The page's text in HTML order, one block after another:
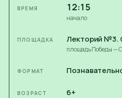
ВРЕМЯ 12:15
начало
ПЛОЩАДКА Лекторий №3.
площадь Победы —
ФОРМАТ
ВОЗРАСТ 6+